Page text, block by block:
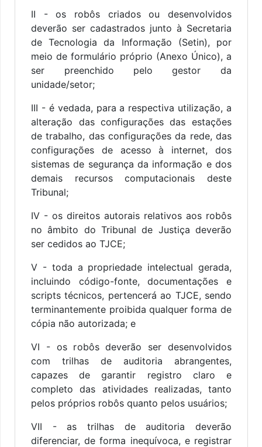
II - os robôs criados ou desenvolvidos
deverão ser cadastrados junto à Secretaria
de Tecnologia da Informação (Setin), por
meio de formulário próprio (Anexo Único), a
ser preenchido pelo gestor da
unidade/setor;
III - é vedada, para a respectiva utilização, a
alteração das configurações das estações
de trabalho, das configurações da rede, das
configurações de acesso à internet, dos
sistemas de segurança da informação e dos
demais recursos computacionais deste
Tribunal;
IV - os direitos autorais relativos aos robôs
no âmbito do Tribunal de Justiça deverão
ser cedidos ao TJCE;
V - toda a propriedade intelectual gerada,
incluindo código-fonte, documentações e
scripts técnicos, pertencerá ao TJCE, sendo
terminantemente proibida qualquer forma de
cópia não autorizada; e
VI - os robôs deverão ser desenvolvidos
com trilhas de auditoria abrangentes,
capazes de garantir registro claro e
completo das atividades realizadas, tanto
pelos próprios robôs quanto pelos usuários;
VII - as trilhas de auditoria deverão
diferenciar, de forma inequívoca, e registrar